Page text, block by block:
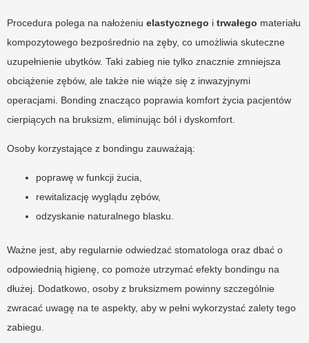
Procedura polega na nałożeniu elastycznego i trwałego materiału
kompozytowego bezpośrednio na zęby, co umożliwia skuteczne
uzupełnienie ubytków. Taki zabieg nie tylko znacznie zmniejsza
obciążenie zębów, ale także nie wiąże się z inwazyjnymi
operacjami. Bonding znacząco poprawia komfort życia pacjentów
cierpiących na bruksizm, eliminując ból i dyskomfort.
Osoby korzystające z bondingu zauważają:
poprawę w funkcji żucia,
rewitalizację wyglądu zębów,
odzyskanie naturalnego blasku.
Ważne jest, aby regularnie odwiedzać stomatologa oraz dbać o
odpowiednią higienę, co pomoże utrzymać efekty bondingu na
dłużej. Dodatkowo, osoby z bruksizmem powinny szczególnie
zwracać uwagę na te aspekty, aby w pełni wykorzystać zalety tego
zabiegu.